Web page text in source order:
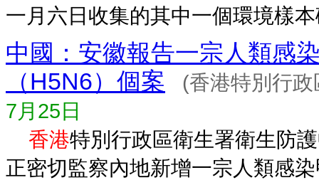
一月六日收集的其中一個環境樣
中國：安徽報告一宗人類感
（H5N6）個案
(香港特別行
7月25日
香港特別行政區衛生署衛生防
正密切監察內地新增一宗人類感